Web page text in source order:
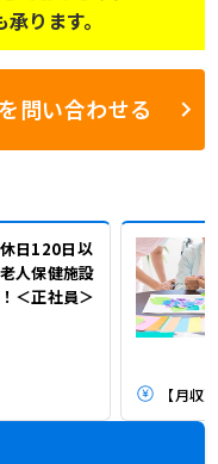
ります。
問い合わせる
日120日以
人保健施設
＜正社員＞
【月収